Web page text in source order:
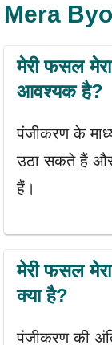
Mera
मेरी फसल मेरा
आवश्यक है?
पंजीकरण के
उठा सकते हैं
हैं।
मेरी फसल
क्या है?
पंजीकरण की